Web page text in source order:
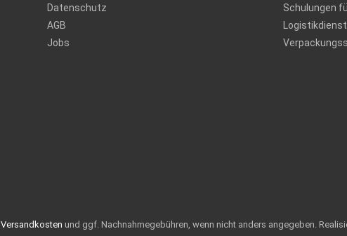
Datenschutz
AGB
Jobs
Schulungen
Versandkosten und ggf. Nachnahmegebühren, wenn nicht anders angegeben.